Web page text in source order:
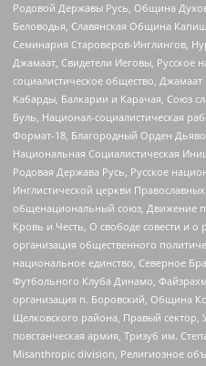
Родовой Державы Русь, Община
Беловодья, Славянская Община
Семинария Староверов-Инглингов,
Джамаат, Свидетели Иеговы, Русское
социалистическое общество,
Кабарды, Балкарии и Карачая, Союз
Буль, Национал-социалистическая
Формат-18, Благородный Орден
Национальная Социалистическая
Родовая Держава Русь, Русское
Инглистической церкви
общенациональный союз, Движение
Кровь и Честь, О свободе совести и
организация общественного
национальное единство, Северное
Футбольного Клуба Динамо,
организация п. Боровский, Община
Щелковского района, Правый
повстанческая армия, Тризуб им.
Misanthropic division, Религиозное